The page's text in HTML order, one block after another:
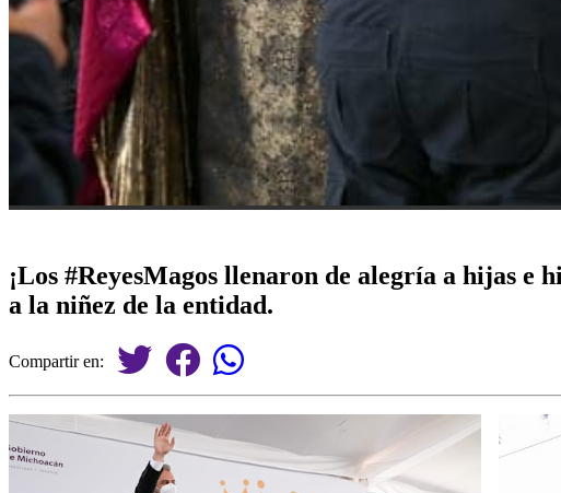
¡Los #ReyesMagos llenaron de alegría a hijas
a la niñez de la entidad.
Compartir en: